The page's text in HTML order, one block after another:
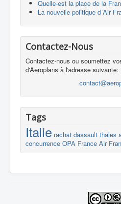
Quelle-est la place de la
La nouvelle politique d´Air
Contactez-Nous
Contactez-nous ou soumettez
d'Aeroplans à l'adresse suivante:
Tags
Italie rachat dassault thales
concurrence OPA France Air